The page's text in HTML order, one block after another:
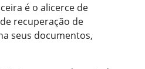
é o alicerce de
recuperação de
seus documentos,